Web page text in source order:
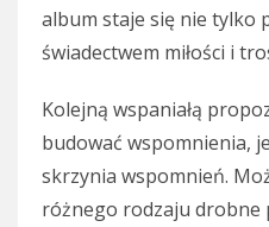
album staje się nie tylko
świadectwem miłości i
Kolejną wspaniałą
budować wspomnienia,
skrzynia wspomnień.
różnego rodzaju drobne